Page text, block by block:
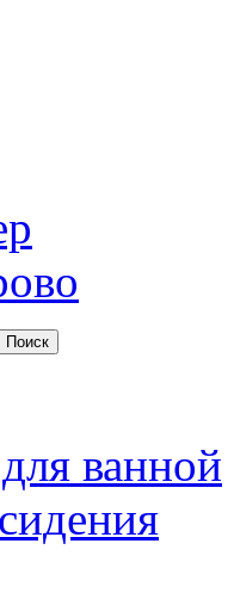
Поиск
ванной